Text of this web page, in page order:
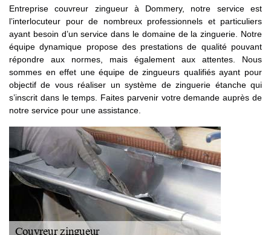
Entreprise couvreur zingueur à Dommery, notre service est
l’interlocuteur pour de nombreux professionnels et particuliers
ayant besoin d’un service dans le domaine de la zinguerie. Notre
équipe dynamique propose des prestations de qualité pouvant
répondre aux normes, mais également aux attentes. Nous
sommes en effet une équipe de zingueurs qualifiés ayant pour
objectif de vous réaliser un système de zinguerie étanche qui
s’inscrit dans le temps. Faites parvenir votre demande auprès de
notre service pour une assistance.